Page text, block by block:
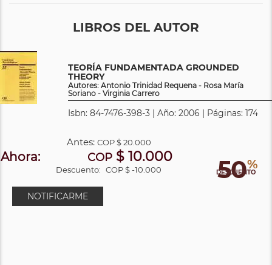
LIBROS DEL AUTOR
TEORÍA FUNDAMENTADA GROUNDED
THEORY
Autores: Antonio Trinidad Requena - Rosa María
Soriano - Virginia Carrero
Isbn: 84-7476-398-3 | Año: 2006 | Páginas: 174
50%
DESCUENTO
Antes: COP$ 20.000
Ahora: COP $ 10.000
Descuento: COP $ -10.000
NOTIFICARME